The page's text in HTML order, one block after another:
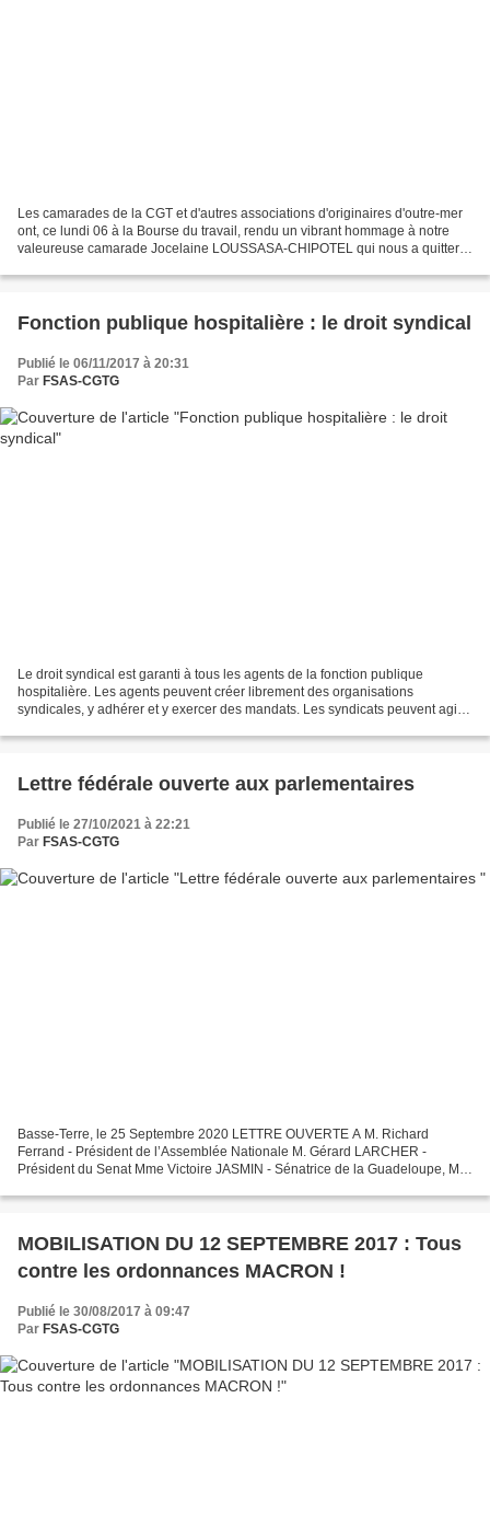
Les camarades de la CGT et d'autres associations d'originaires d'outre-mer
ont, ce lundi 06 à la Bourse du travail, rendu un vibrant hommage à notre
valeureuse camarade Jocelaine LOUSSASA-CHIPOTEL qui nous a quitter il
Fonction publique hospitalière : le droit syndical
Publié le 06/11/2017 à 20:31
Par FSAS-CGTG
Le droit syndical est garanti à tous les agents de la fonction publique
hospitalière. Les agents peuvent créer librement des organisations
syndicales, y adhérer et y exercer des mandats. Les syndicats peuvent agir
Lettre fédérale ouverte aux parlementaires
Publié le 27/10/2021 à 22:21
Par FSAS-CGTG
Basse-Terre, le 25 Septembre 2020 LETTRE OUVERTE A M. Richard
Ferrand - Président de l’Assemblée Nationale M. Gérard LARCHER -
Président du Senat Mme Victoire JASMIN - Sénatrice de la Guadeloupe, M.
MOBILISATION DU 12 SEPTEMBRE 2017 : Tous
contre les ordonnances MACRON !
Publié le 30/08/2017 à 09:47
Par FSAS-CGTG